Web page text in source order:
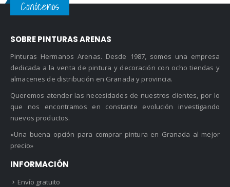
Conócenos
SOBRE PINTURAS ARENAS
Pinturas Hermanos Arenas. Desde 1987, somos una empresa
dedicada a la venta de pintura y decoración con ocho tiendas y
almacenes de distribución en Granada y provincia.
Queremos atender las necesidades de nuestros clientes, por lo
que nos encontramos en constante evolución investigando
nuevos productos.
«Una buena opción para comprar pintura en Granada al mejor
precio»
INFORMACIÓN
Envío gratuito